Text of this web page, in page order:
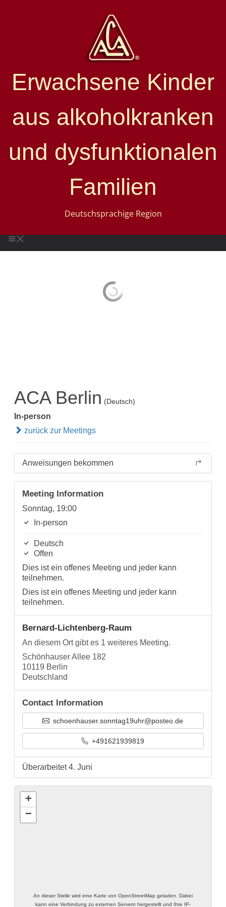
Erwachsene Kinder
aus alkoholkranken
und dysfunktionalen
Familien
Deutschsprachige Region
ACA Berlin (Deutsch)
In-person
zurück zur Meetings
Anweisungen bekommen
Meeting Information
Sonntag, 19:00
In-person
Deutsch
Offen
Dies ist ein offenes Meeting und jeder kann
teilnehmen.
Dies ist ein offenes Meeting und jeder kann
teilnehmen.
Bernard-Lichtenberg-Raum
An diesem Ort gibt es 1 weiteres Meeting.
Schönhauser Allee 182
10119 Berlin
Deutschland
Contact Information
schoenhauser.sonntag19uhr@posteo.de
+491621939819
Überarbeitet 4. Juni
An dieser Stelle wird eine Karte von OpenStreetMap geladen. Dabei
kann eine Verbindung zu externen Servern hergestellt und Ihre IP-
+
−